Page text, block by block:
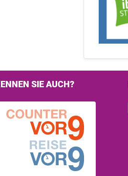
SIE AUCH?